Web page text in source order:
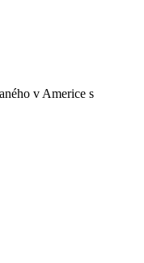
v Americe s